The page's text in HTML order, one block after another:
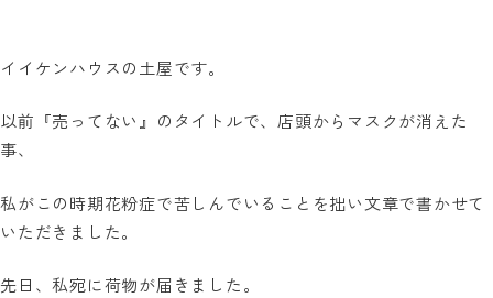
イイケンハウスの土屋です。
以前『売ってない』のタイトルで、店頭からマスクが消えた
事、
私がこの時期花粉症で苦しんでいることを拙い文章で書かせて
いただきました。
先日、私宛に荷物が届きました。